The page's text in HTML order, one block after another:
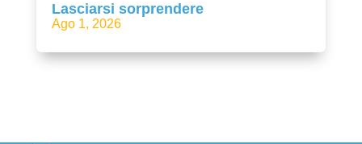
Lasciarsi sorprendere
Ago 1, 2026